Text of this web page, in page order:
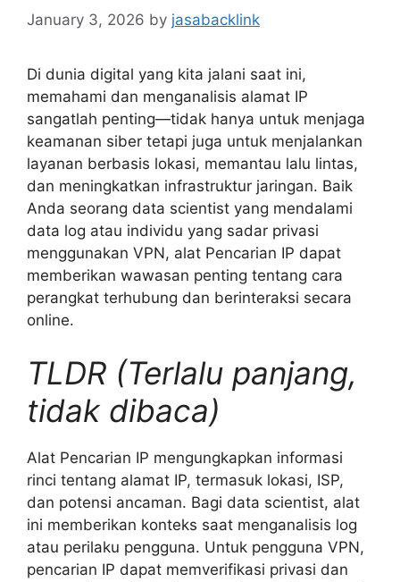
January 3, 2026 by jasabacklink
Di dunia digital yang kita jalani saat ini,
memahami dan menganalisis alamat IP
sangatlah penting—tidak hanya untuk menjaga
keamanan siber tetapi juga untuk menjalankan
layanan berbasis lokasi, memantau lalu lintas,
dan meningkatkan infrastruktur jaringan. Baik
Anda seorang data scientist yang mendalami
data log atau individu yang sadar privasi
menggunakan VPN, alat Pencarian IP dapat
memberikan wawasan penting tentang cara
perangkat terhubung dan berinteraksi secara
online.
TLDR (Terlalu panjang,
tidak dibaca)
Alat Pencarian IP mengungkapkan informasi
rinci tentang alamat IP, termasuk lokasi, ISP,
dan potensi ancaman. Bagi data scientist, alat
ini memberikan konteks saat menganalisis log
atau perilaku pengguna. Untuk pengguna VPN,
pencarian IP dapat memverifikasi privasi dan